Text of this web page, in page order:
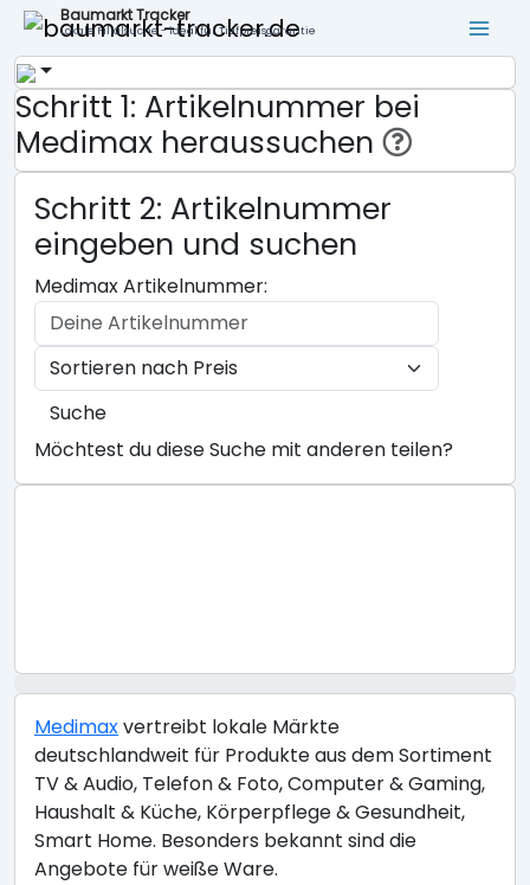
Baumarkt Tracker
Lokale Filialsuche - ideal für Tiefpreisgarantie
Schritt 1: Artikelnummer bei
Medimax heraussuchen
Schritt 2: Artikelnummer
eingeben und suchen
Medimax Artikelnummer:
Suche
Möchtest du diese Suche mit anderen teilen?
Medimaxvertreibt lokale Märkte
deutschlandweit für Produkte aus dem Sortiment
TV & Audio, Telefon & Foto, Computer & Gaming,
Haushalt & Küche, Körperpflege & Gesundheit,
Smart Home. Besonders bekannt sind die
Angebote für weiße Ware.